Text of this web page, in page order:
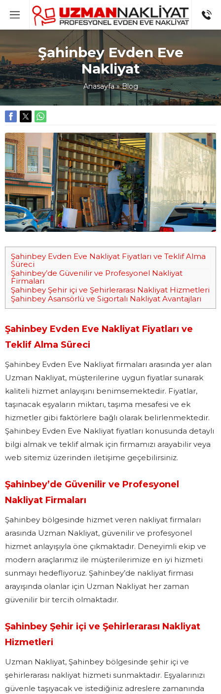
Şahinbey Evden Eve
Nakliyat
Anasayfa»Blog
Şahinbey Evden Eve Nakliyat Fiyatları ve Teklif Alma
Süreci
Şahinbey’de Güvenilir ve Profesyonel Nakliyat
Firmaları
Şahinbey Şehir içi ve Şehirlerarası Nakliyat Hizmetleri
Şahinbey Asansörlü ve Sigortalı Nakliyat Avantajları
Şahinbey Evden Eve Nakliyat Fiyatları ve
Teklif Alma Süreci
Şahinbey Evden Eve Nakliyat firmaları arasında yer alan
Uzman Nakliyat, müşterilerine uygun fiyatlar sunarak
kaliteli hizmet anlayışını benimsemektedir. Fiyatlar,
taşınacak eşyaların miktarı, taşıma mesafesi ve ek
hizmetler gibi faktörlere bağlı olarak belirlenmektedir.
Şahinbey Evden Eve Nakliyat fiyatları konusunda detaylı
bilgi almak ve teklif almak için firmamızı arayabilir veya
web sitemiz üzerinden iletişime geçebilirsiniz.
Şahinbey’de Güvenilir ve Profesyonel
Nakliyat Firmaları
Şahinbey bölgesinde hizmet veren nakliyat firmaları
arasında Uzman Nakliyat, güvenilir ve profesyonel
hizmet anlayışıyla öne çıkmaktadır. Deneyimli ekip ve
modern araçlarımız ile müşterilerimize en iyi hizmeti
sunmayı hedefliyoruz. Şahinbey’de nakliyat firması
arayışında olanlar için Uzman Nakliyat her zaman
güvenilir bir tercih olmaktadır.
Şahinbey Şehir içi ve Şehirlerarası Nakliyat
Hizmetleri
Uzman Nakliyat, Şahinbey bölgesinde şehir içi ve
şehirlerarası nakliyat hizmeti sunmaktadır. Eşyalarınızı
güvenle taşıyacak ve istediğiniz adreslere zamanında